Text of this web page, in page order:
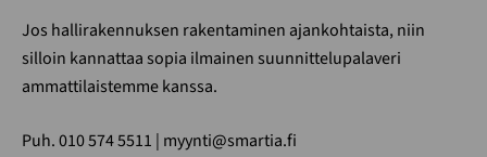
Jos hallirakennuksen rakentaminen ajankohtaista, niin
silloin kannattaa sopia ilmainen suunnittelupalaveri
ammattilaistemme kanssa.
Puh. 010 574 5511 | myynti@smartia.fi